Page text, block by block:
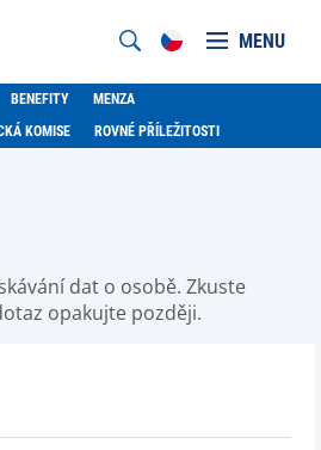
MENU
BENEFITY
MENZA
KOMISE ROVNÉ PŘÍLEŽITOSTI
dat o osobě. Zkuste
opakujte později.